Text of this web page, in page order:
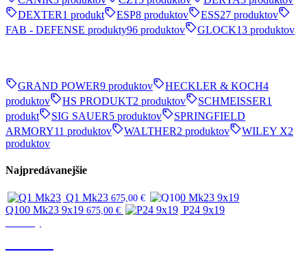
DEXTER1 produkt ESP8 produktov ESS27 produktov
FAB - DEFENSE produkty96 produktov GLOCK13 produktov
GRAND POWER9 produktov HECKLER & KOCH4
produktov
HS PRODUKT2 produktov SCHMEISSER1
produkt
SIG SAUER5 produktov
SPRINGFIELD
ARMORY11 produktov WALTHER2 produktov WILEY X2
produktov
Najpredávanejšie
Q1 Mk23 675,00 €
Q100 Mk23 9x19 675,00 €
P24 9x19